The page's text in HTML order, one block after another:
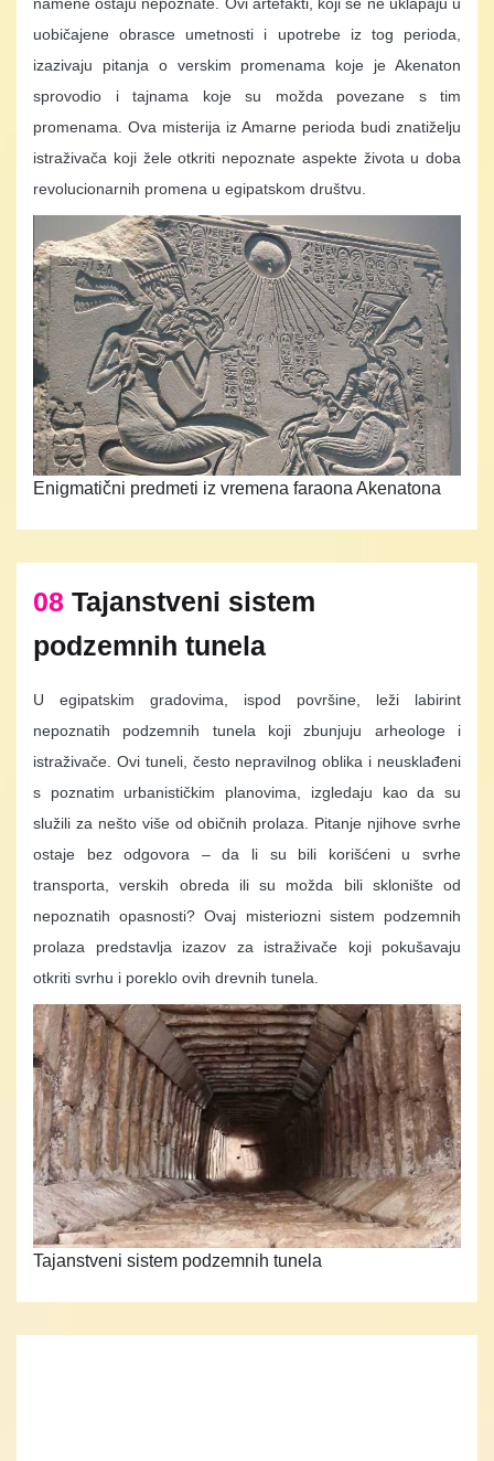
uobičajene obrasce umetnosti i upotrebe iz tog perioda,
izazivaju pitanja o verskim promenama koje je Akenaton
sprovodio i tajnama koje su možda povezane s tim
promenama. Ova misterija iz Amarne perioda budi znatiželju
istraživača koji žele otkriti nepoznate aspekte života u doba
revolucionarnih promena u egipatskom društvu.
Enigmatični predmeti iz vremena faraona Akenatona
08 Tajanstveni sistem
podzemnih tunela
U egipatskim gradovima, ispod površine, leži labirint
nepoznatih podzemnih tunela koji zbunjuju arheologe i
istraživače. Ovi tuneli, često nepravilnog oblika i neusklađeni
s poznatim urbanističkim planovima, izgledaju kao da su
služili za nešto više od običnih prolaza. Pitanje njihove svrhe
ostaje bez odgovora – da li su bili korišćeni u svrhe
transporta, verskih obreda ili su možda bili sklonište od
nepoznatih opasnosti? Ovaj misteriozni sistem podzemnih
prolaza predstavlja izazov za istraživače koji pokušavaju
otkriti svrhu i poreklo ovih drevnih tunela.
Tajanstveni sistem podzemnih tunela